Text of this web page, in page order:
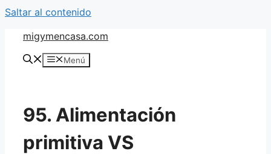
Saltar al contenido
migymencasa.com
Menú
95. Alimentación
primitiva VS